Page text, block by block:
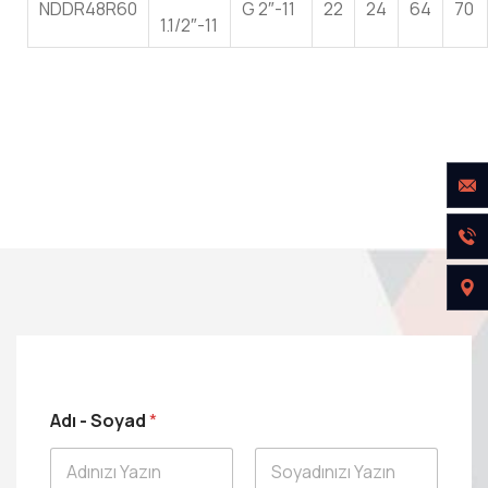
NDDR48R60
1.1/2″-11
G 2″-11 22 24 64 70
Adı - Soyad*